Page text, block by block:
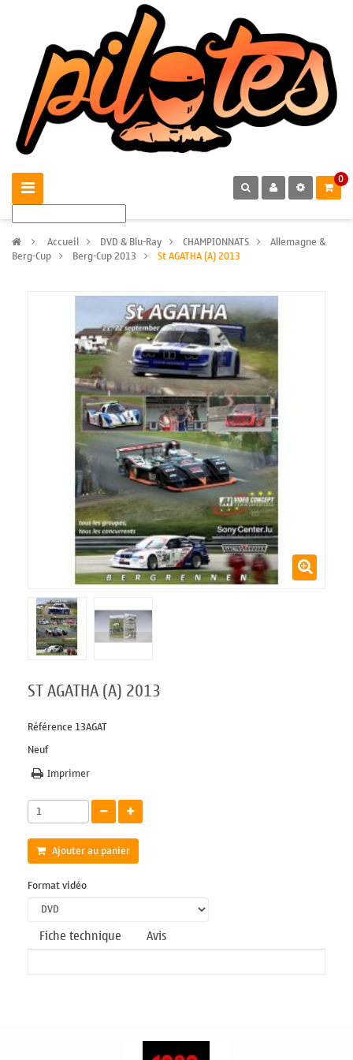
0
> Accueil > DVD & Blu-Ray > CHAMPIONNATS > Allemagne &
Berg-Cup > Berg-Cup 2013 > St AGATHA (A) 2013
ST AGATHA (A) 2013
Référence 13AGAT
Neuf
Imprimer
Ajouter au panier
Format vidéo
Fiche technique Avis